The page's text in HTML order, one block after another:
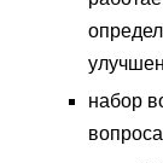
набор